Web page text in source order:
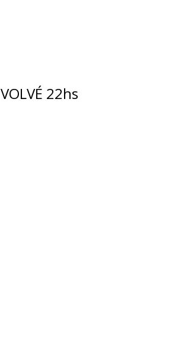
VOLVÉ 22hs